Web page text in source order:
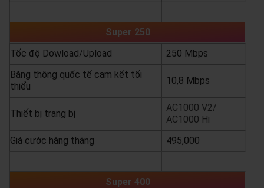
Super 250
Tốc độ Dowload/Upload
250 Mbps
Băng thông quốc tế cam kết tối
thiểu
10,8 Mbps
Thiết bị trang bị
AC1000 V2/
AC1000 Hi
Giá cước hàng tháng
495,000
Super 400